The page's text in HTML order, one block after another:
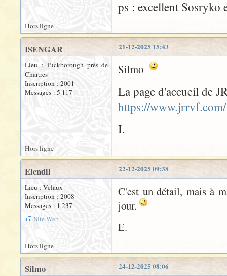
ps : excellent Sosryko
Hors ligne
21-12-2025 15:43
ISENGAR
Lieu : Tuckborough près de
Chartres
Inscription : 2001
Messages : 5 117
Silmo
La page d'accueil de
https://www.jrrvf.com/
I.
Hors ligne
22-12-2025 09:38
Elendil
Lieu : Velaux
Inscription : 2008
Messages : 1 237
Site Web
C'est un détail, mais à
jour.
E.
Hors ligne
24-12-2025 08:06
Silmo